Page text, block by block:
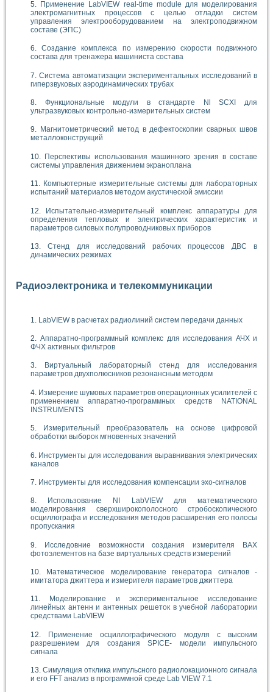
Применение LabVIEW real-time module для моделирования
электромагнитных процессов с целью отладки систем
управления электрооборудованием на электроподвижном
составе (ЭПС)
Создание комплекса по измерению скорости подвижного
состава для тренажера машиниста состава
Система автоматизации экспериментальных исследований в
гиперзвуковых аэродинамических трубах
Функциональные модули в стандарте Nl SCXI для
ультразвуковых контрольно-измерительных систем
Магнитометрический метод в дефектоскопии сварных швов
металлоконструкций
Перспективы использования машинного зрения в составе
системы управления движением экраноплана
Компьютерные измерительные системы для лабораторных
испытаний материалов методом акустической эмиссии
Испытательно-измерительный комплекс аппаратуры для
определения тепловых и электрических характеристик и
параметров силовых полупроводниковых приборов
Стенд для исследований рабочих процессов ДВС в
динамических режимах
Радиоэлектроника и телекоммуникации
LabVIEW в расчетах радиолиний систем передачи данных
Аппаратно-программный комплекс для исследования АЧХ и
ФЧХ активных фильтров
Виртуальный лабораторный стенд для исследования
параметров двухполюсников резонансным методом
Измерение шумовых параметров операционных усилителей с
применением аппаратно-программных средств NATIONAL
INSTRUMENTS
Измерительный преобразователь на основе цифровой
обработки выборок мгновенных значений
Инструменты для исследования выравнивания электрических
каналов
Инструменты для исследования компенсации эхо-сигналов
Использование NI LabVIEW для математического
моделирования сверхширокополосного стробоскопического
осциллографа и исследования методов расширения его полосы
пропускания
Исследовние возможности создания измерителя ВАХ
фотоэлементов на базе виртуальных средств измерений
Математическое моделирование генератора сигналов -
имитатора джиттера и измерителя параметров джиттера
Моделирование и экспериментальное исследование
линейных антенн и антенных решеток в учебной лаборатории
средствами LabVIEW
Применение осциллографического модуля с высоким
разрешением для создания SPICE- модели импульсного
сигнала
Симуляция отклика импульсного радиолокационного сигнала
и его FFT анализ в программной среде Lab VIEW 7.1